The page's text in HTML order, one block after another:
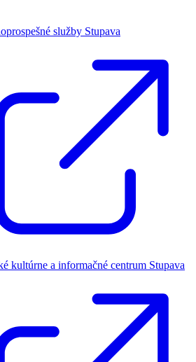
služby Stupava
kultúrne a informačné centrum Stupava